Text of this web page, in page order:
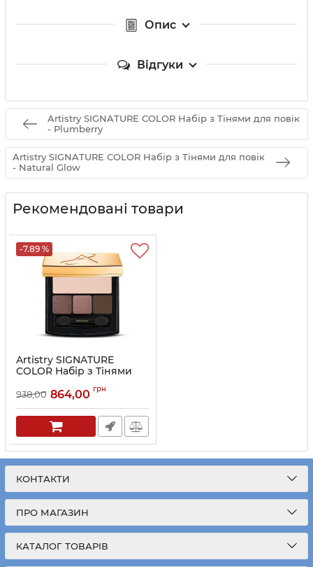
Опис
Відгуки
Artistry SIGNATURE COLOR Набір з Тінями для повік
- Plumberry
Artistry SIGNATURE COLOR Набір з Тінями для повік
- Natural Glow
Рекомендовані товари
-7.89 %
Artistry SIGNATURE
COLOR Набір з Тінями
Артикул:262970
938,00 864,00 грн
КОНТАКТИ
ПРО МАГАЗИН
КАТАЛОГ ТОВАРІВ